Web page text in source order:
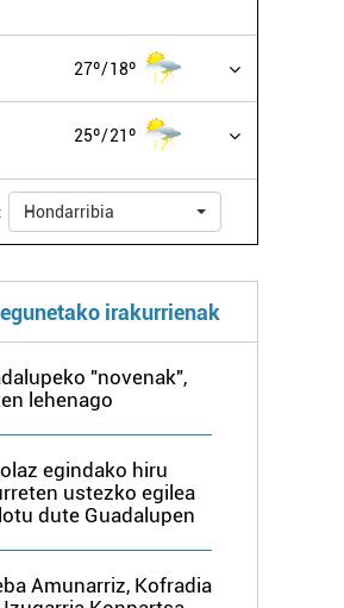
27º 18º
25º 21º
Hondarribia
irakurrienak
"novenak",
lehenago
egindako hiru
ustezko egilea
dute Guadalupen
Amunarriz, Kofradia